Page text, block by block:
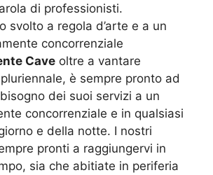
di professionisti.
svolto a regola d’arte e a un
concorrenziale
Cave oltre a vantare
pluriennale, è sempre pronto ad
dei suoi servizi a un
concorrenziale e in qualsiasi
e della notte. I nostri
pronti a raggiungervi in
sia che abitiate in periferia